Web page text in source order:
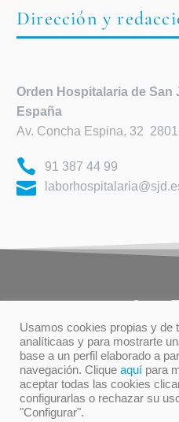
Dirección y
Orden Hospitalaria de San
España
Av. Concha Espina, 32
91 387 44 99
TÉRMINOS DE USO
POLÍTICA
Usamos cookies propias y de
analíticaas y para mostrarte
base a un perfil elaborado a
navegación. Clique aquí para
aceptar todas las cookies
configurarlas o rechazar su
"Configurar".